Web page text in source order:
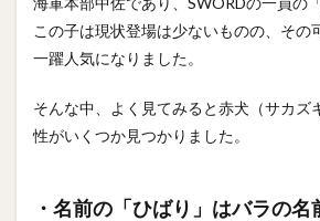
この子は現状登場は少ないものの、その
一躍人気になりました。
そんな中、よく見てみると赤犬（サカズ
性がいくつか見つかりました。
・名前の「ひばり」はバラの名